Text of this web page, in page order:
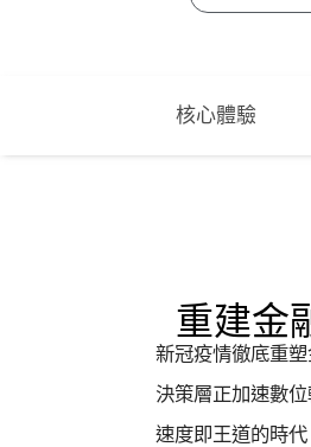
核心體驗
重建金
新冠疫情徹底重
決策層正加速數
速度即王道的時